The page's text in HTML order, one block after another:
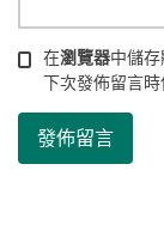
在瀏覽器中儲
下次發佈留言時